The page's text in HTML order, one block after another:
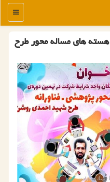
منو
هسته های مساله محور طرح